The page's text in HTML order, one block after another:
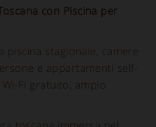
con Piscina per
stagionale, camere
e appartamenti self-
Fi gratuito, ampio